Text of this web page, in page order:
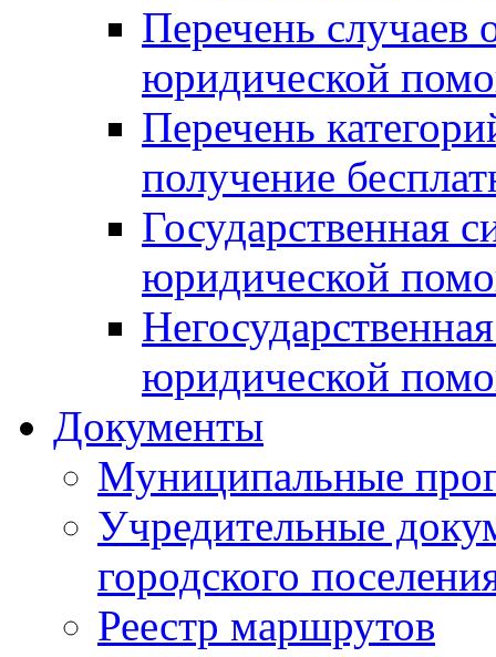
Перечень случаев
юридической
Перечень
получение
Государственная
юридической
юридической
Документы
Муниципальные
Учредительные
городского
Реестр маршрутов